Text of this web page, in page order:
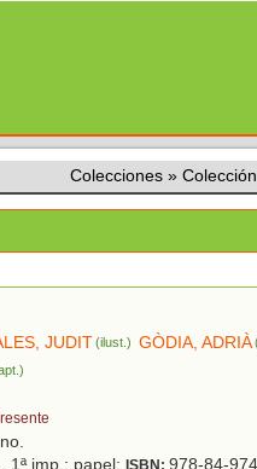
Colecciones »
JUDIT(ilust.) GÒDIA, ADRIÀ
1ª imp.; papel;
978-84-